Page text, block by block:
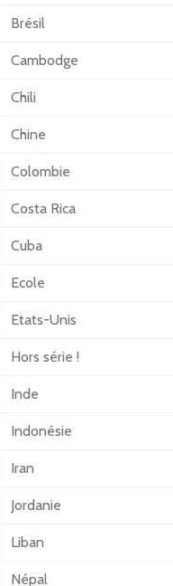
Brésil
Cambodge
Chili
Chine
Colombie
Costa Rica
Cuba
Ecole
Etats-Unis
Hors série !
Inde
Indonésie
Iran
Jordanie
Liban
Népal